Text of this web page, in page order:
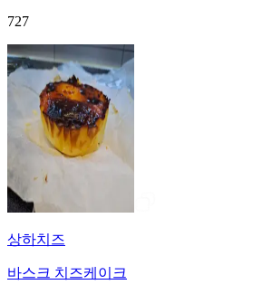
727
상하치즈
바스크 치즈케이크